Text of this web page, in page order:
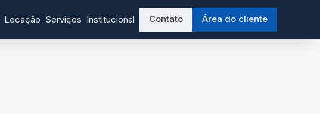
Área do cliente
Contato
Institucional
Serviços
Locação